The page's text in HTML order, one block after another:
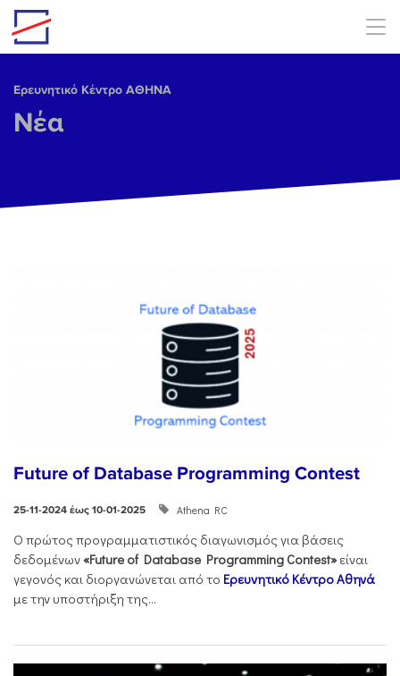
Skip to main content
Ερευνητικό Κέντρο ΑΘΗΝΑ
Νέα
Future of Database Programming Contest
25-11-2024 έως 10-01-2025 Athena RC
Ο πρώτος προγραμματιστικός διαγωνισμός για βάσεις
δεδομένων«Future of Database Programming Contest»είναι
γεγονός και διοργανώνεται από το Ερευνητικό Κέντρο Αθηνά
με την υποστήριξη της...